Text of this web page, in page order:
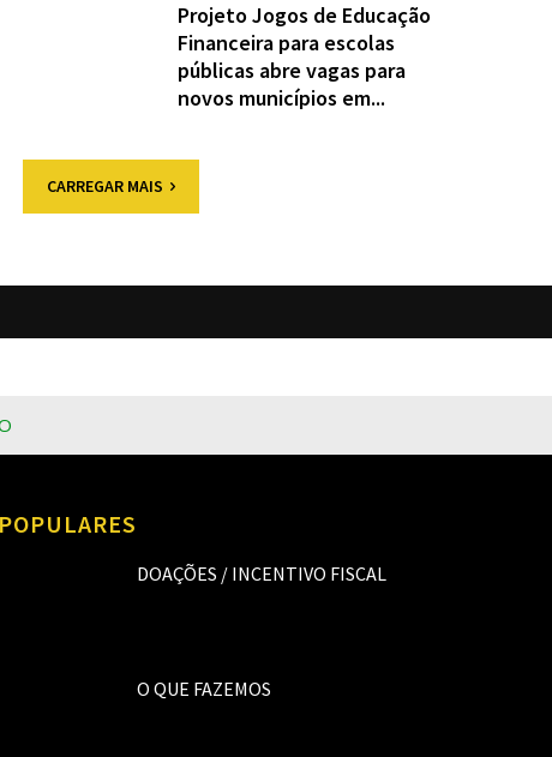
Projeto Jogos de Educação
Financeira para escolas
públicas abre vagas para
novos municípios em...
CARREGAR MAIS
POPULARES
DOAÇÕES / INCENTIVO FISCAL
O QUE FAZEMOS